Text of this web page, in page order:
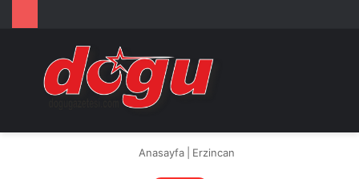
Arama
...
Anasayfa Erzincan